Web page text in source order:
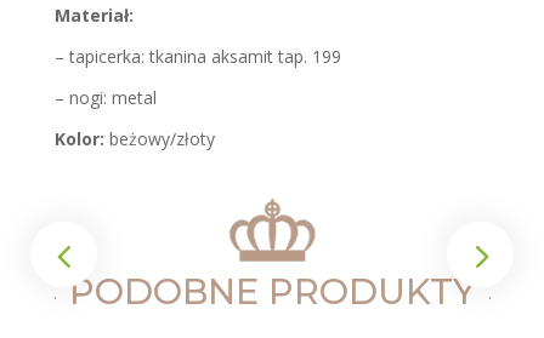
Materiał:
– tapicerka: tkanina aksamit tap. 199
– nogi: metal
Kolor: beżowy/złoty
PODOBNE PRODUKTY